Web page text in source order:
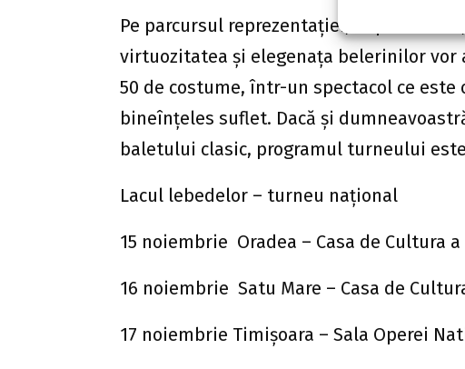
Pe parcursul reprezentaţiei, în patru
virtuozitatea şi elegenaţa belerinilor vor
50 de costume, într-un spectacol ce
bineînţeles suflet. Dacă şi
baletului clasic, programul turneului
Lacul lebedelor – turneu naţional
15 noiembrie Oradea – Casa de Cultura
16 noiembrie Satu Mare – Casa de
17 noiembrie Timişoara – Sala Operei